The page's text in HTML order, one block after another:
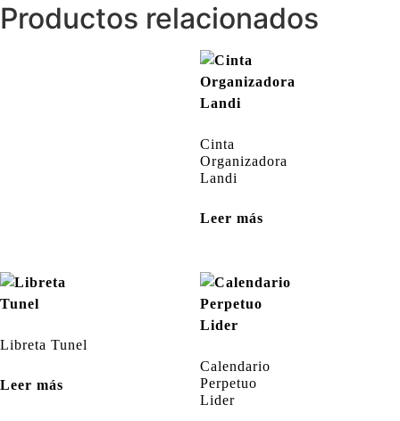
Productos relacionados
Cinta
Organizadora
Landi
Leer más
Libreta Tunel
Leer más
Calendario
Perpetuo
Lider